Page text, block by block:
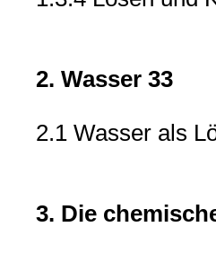
2. Wasser 33
2.1 Wasser als
3. Die